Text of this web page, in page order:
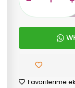
Favorilerime